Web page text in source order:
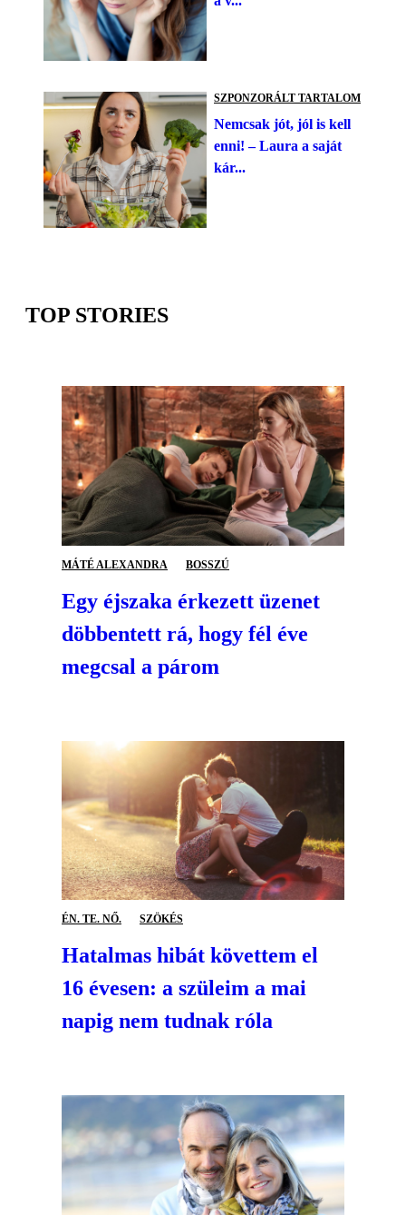
SZPONZORÁLT TARTALOM
Nemcsak jót, jól is kell
enni! – Laura a saját
kár...
TOP STORIES
MÁTÉ ALEXANDRA BOSSZÚ
Egy éjszaka érkezett üzenet
döbbentett rá, hogy fél éve
megcsal a párom
ÉN. TE. NŐ. SZÖKÉS
Hatalmas hibát követtem el
16 évesen: a szüleim a mai
napig nem tudnak róla